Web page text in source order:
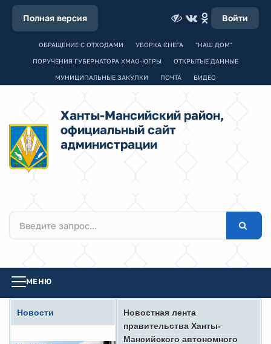
Полная версия Войти
ОБРАЩЕНИЕ С ОТХОДАМИ УБОРКА СНЕГА "НАШ ДОМ"
ПОРУЧЕНИЯ ГУБЕРНАТОРА ХМАО-ЮГРЫ ОТКРЫТЫЕ ДАННЫЕ
МУНИЦИПАЛЬНЫЕ ЗАКУПКИ ПОЧТА ВИДЕО
Ханты-Мансийский район,
официальный сайт
администрации
МЕНЮ
Новости
Новостная лента
правительства Ханты-
Мансийского автономного